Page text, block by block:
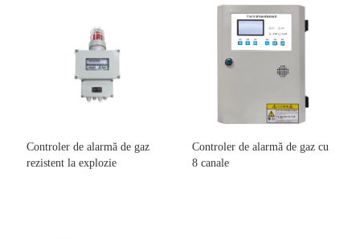
Controler de alarmă de gaz
rezistent la explozie
Controler de alarmă de gaz cu
8 canale